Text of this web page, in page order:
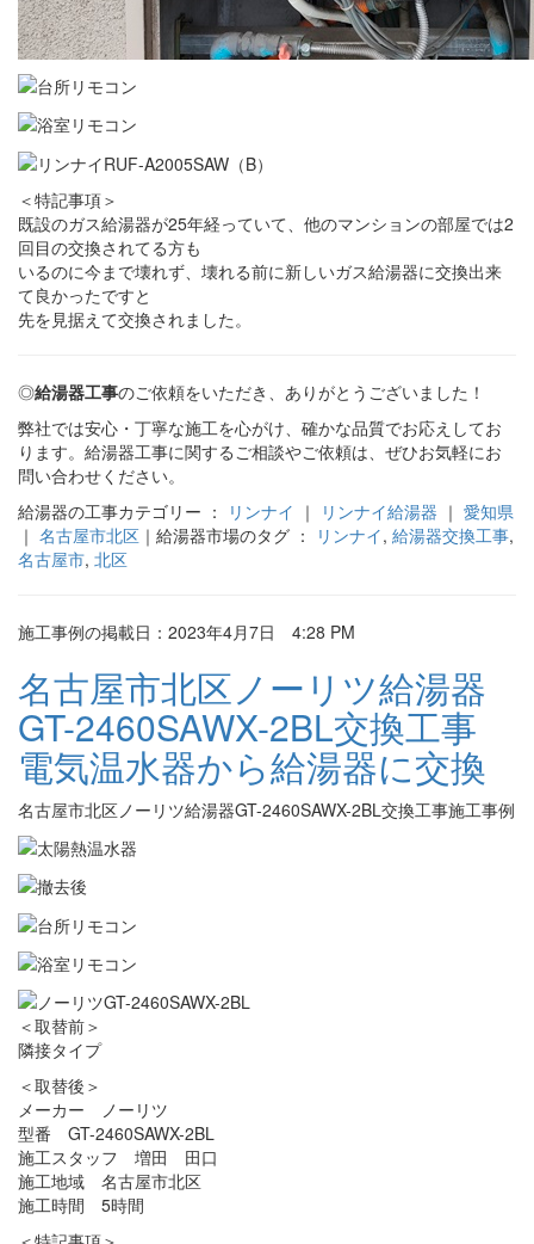
＜特記事項＞
既設のガス給湯器が25年経っていて、他のマンションの部屋では2
回目の交換されてる方も
いるのに今まで壊れず、壊れる前に新しいガス給湯器に交換出来
て良かったですと
先を見据えて交換されました。
◎給湯器工事のご依頼をいただき、ありがとうございました！
弊社では安心・丁寧な施工を心がけ、確かな品質でお応えしてお
ります。給湯器工事に関するご相談やご依頼は、ぜひお気軽にお
問い合わせください。
給湯器の工事カテゴリー ：
リンナイ ｜ リンナイ給湯器 ｜ 愛知県
｜ 名古屋市北区 ｜給湯器市場のタグ ： リンナイ, 給湯器交換工事,
名古屋市, 北区
施工事例の掲載日：2023年4月7日 4:28 PM
名古屋市北区ノーリツ給湯器
GT-2460SAWX-2BL交換工事
電気温水器から給湯器に交換
名古屋市北区ノーリツ給湯器GT-2460SAWX-2BL交換工事施工事例
＜取替前＞
隣接タイプ
＜取替後＞
メーカー ノーリツ
型番 GT-2460SAWX-2BL
施工スタッフ 増田 田口
施工地域 名古屋市北区
施工時間 5時間